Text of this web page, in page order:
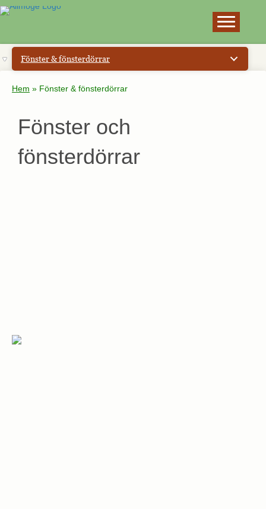
Fönster & fönsterdörrar
Hem » Fönster & fönsterdörrar
Fönster och
fönsterdörrar